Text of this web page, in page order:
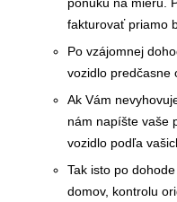
ponuku na mieru.
fakturovať priamo
Po vzájomnej
vozidlo predčasne
Ak Vám
nám napíšte vaše
vozidlo podľa
Tak isto po
domov, kontrolu